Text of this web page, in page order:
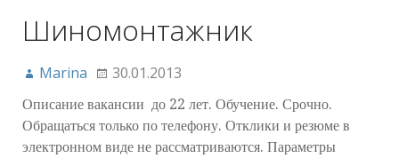
Шиномонтажник
Marina 30.01.2013
Описание вакансии до 22 лет. Обучение. Срочно.
Обращаться только по телефону. Отклики и резюме в
электронном виде не рассматриваются. Параметры